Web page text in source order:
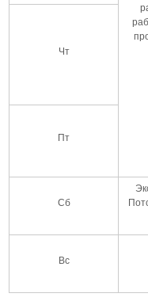
Чт
Пт
Сб
Вс